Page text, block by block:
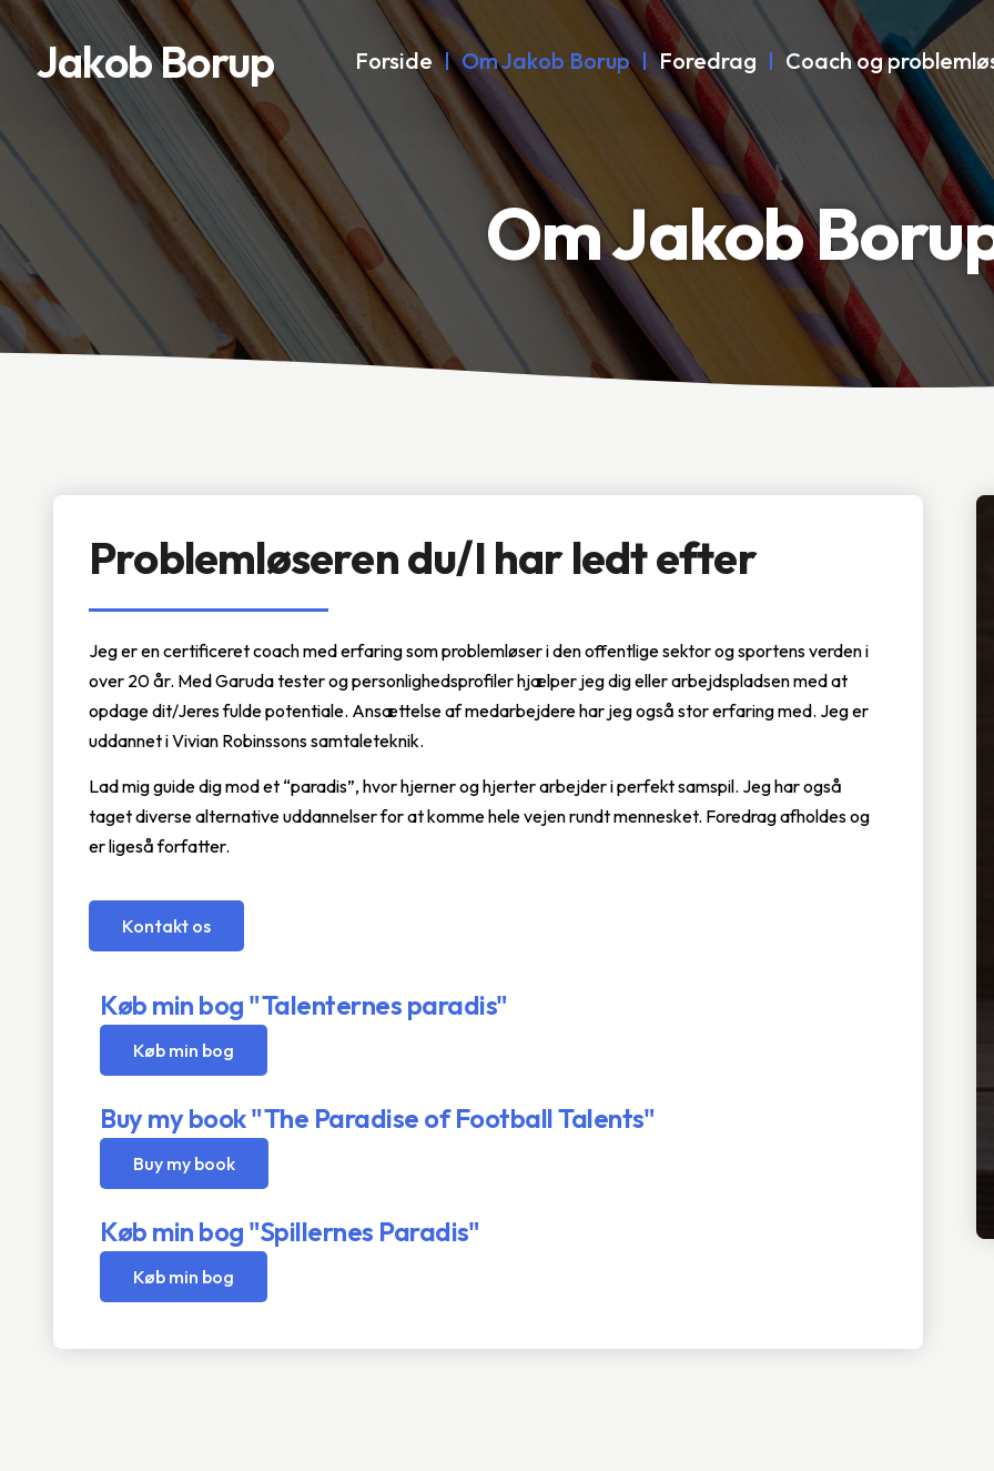
Jakob Borup Forside Om Jakob Borup Foredrag Coach og
Om Jakob
Problemløseren du/I har ledt efter
Jeg er en certificeret coach med erfaring som problemløser i den offentlige sektor og sportens verden i
over 20 år. Med Garuda tester og personlighedsprofiler hjælper jeg dig eller arbejdspladsen med at
opdage dit/Jeres fulde potentiale. Ansættelse af medarbejdere har jeg også stor erfaring med. Jeg er
uddannet i Vivian Robinssons samtaleteknik.
Lad mig guide dig mod et “paradis”, hvor hjerner og hjerter arbejder i perfekt samspil. Jeg har også
taget diverse alternative uddannelser for at komme hele vejen rundt mennesket. Foredrag afholdes og
er ligeså forfatter.
Kontakt os
Køb min bog "Talenternes paradis"
Køb min bog
Buy my book "The Paradise of Football Talents"
Buy my book
Køb min bog "Spillernes Paradis"
Køb min bog